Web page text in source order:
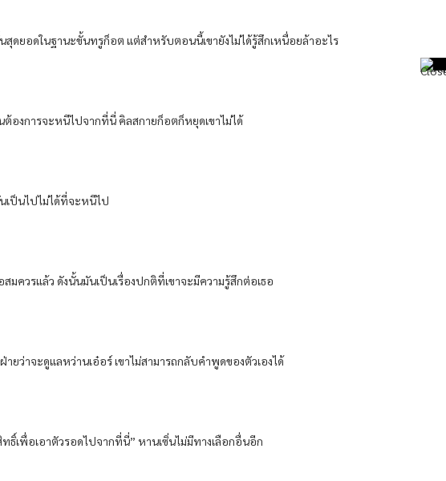
ดยอดในฐานะขั้นทรูก็อต แต่สำหรับตอนนี้เขายังไม่ได้รู้สึกเหนื่อยล้าอะไร
องการจะหนีไปจากที่นี่ คิลสกายก็อตก็หยุดเขาไม่ได้
เป็นไปไม่ได้ที่จะหนีไป
ควรแล้ว ดังนั้นมันเป็นเรื่องปกติที่เขาจะมีความรู้สึกต่อเธอ
ว่าจะดูแลหว่านเอ๋อร์ เขาไม่สามารถกลับคำพูดของตัวเองได้
ธิ์เพื่อเอาตัวรอดไปจากที่นี่” หานเซิ่นไม่มีทางเลือกอื่นอีก